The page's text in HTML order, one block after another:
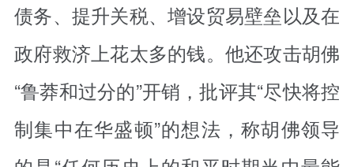
债务、提升关税、增设贸易壁垒以及在
政府救济上花太多的钱。他还攻击胡佛
“鲁莽和过分的”开销，批评其“尽快将控
制集中在华盛顿”的想法，称胡佛领导